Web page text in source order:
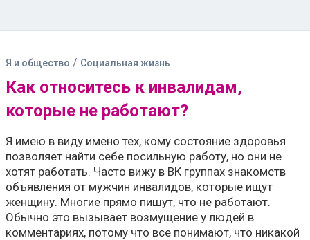
Я и общество / Социальная жизнь
Как относитесь к инвалидам,
которые не работают?
Я имею в виду имено тех, кому состояние здоровья
позволяет найти себе посильную работу, но они не
хотят работать. Часто вижу в ВК группах знакомств
объявления от мужчин инвалидов, которые ищут
женщину. Многие прямо пишут, что не работают.
Обычно это вызывает возмущение у людей в
комментариях, потому что все понимают, что никакой